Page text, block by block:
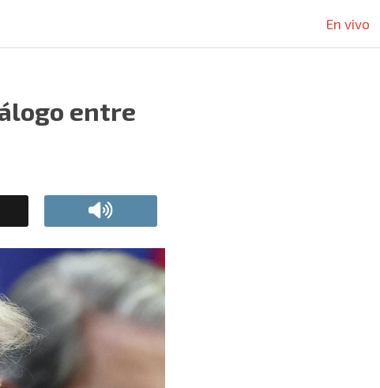
En vivo
entre